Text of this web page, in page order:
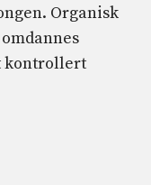
Organisk
kontrollert